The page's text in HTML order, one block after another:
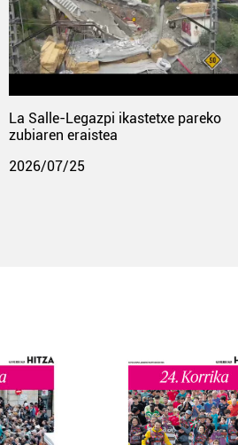
La Salle-Legazpi ikastetxe pareko
zubiaren eraistea
2026/07/25